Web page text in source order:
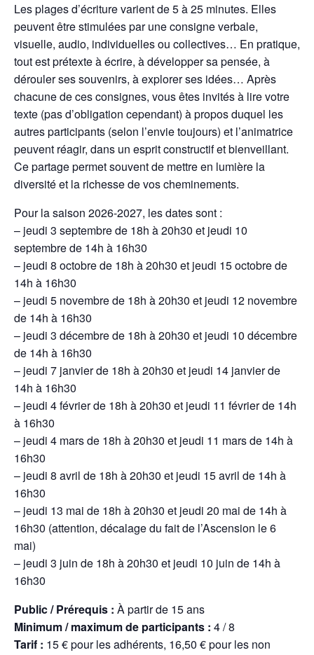
Les plages d’écriture varient de 5 à 25 minutes. Elles
peuvent être stimulées par une consigne verbale,
visuelle, audio, individuelles ou collectives… En pratique,
tout est prétexte à écrire, à développer sa pensée, à
dérouler ses souvenirs, à explorer ses idées… Après
chacune de ces consignes, vous êtes invités à lire votre
texte (pas d’obligation cependant) à propos duquel les
autres participants (selon l’envie toujours) et l’animatrice
peuvent réagir, dans un esprit constructif et bienveillant.
Ce partage permet souvent de mettre en lumière la
diversité et la richesse de vos cheminements.
Pour la saison 2026-2027, les dates sont :
– jeudi 3 septembre de 18h à 20h30 et jeudi 10
septembre de 14h à 16h30
– jeudi 8 octobre de 18h à 20h30 et jeudi 15 octobre de
14h à 16h30
– jeudi 5 novembre de 18h à 20h30 et jeudi 12 novembre
de 14h à 16h30
– jeudi 3 décembre de 18h à 20h30 et jeudi 10 décembre
de 14h à 16h30
– jeudi 7 janvier de 18h à 20h30 et jeudi 14 janvier de
14h à 16h30
– jeudi 4 février de 18h à 20h30 et jeudi 11 février de 14h
à 16h30
– jeudi 4 mars de 18h à 20h30 et jeudi 11 mars de 14h à
16h30
– jeudi 8 avril de 18h à 20h30 et jeudi 15 avril de 14h à
16h30
– jeudi 13 mai de 18h à 20h30 et jeudi 20 mai de 14h à
16h30 (attention, décalage du fait de l’Ascension le 6
mai)
– jeudi 3 juin de 18h à 20h30 et jeudi 10 juin de 14h à
16h30
Public / Prérequis : À partir de 15 ans
Minimum / maximum de participants : 4 / 8
Tarif : 15 € pour les adhérents, 16,50 € pour les non